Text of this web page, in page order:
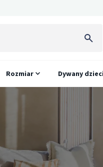
Rozmiar Dywany